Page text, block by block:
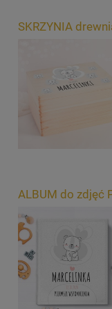
SKRZYNIA
ALBUM do zdjęć